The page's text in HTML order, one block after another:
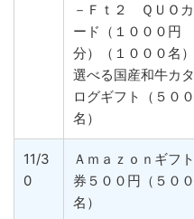
－Ｆｔ２ ＱＵＯカ
ード（１０００円
分）（１０００名）
選べる国産和牛カタ
ログギフト（５００
名）
11/3
0
Ａｍａｚｏｎギフト
券５００円（５００
名）